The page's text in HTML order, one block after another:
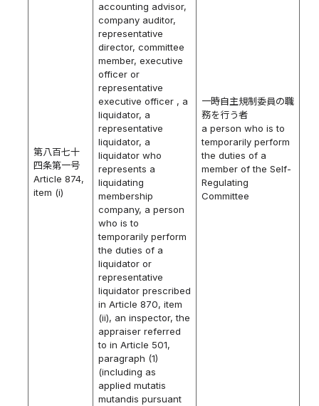
第八百七十
四条第一号
Article 874,
item (i)
accounting advisor,
company auditor,
representative
director, committee
member, executive
officer or
representative
executive officer , a
liquidator, a
representative
liquidator, a
liquidator who
represents a
liquidating
membership
company, a person
who is to
temporarily perform
the duties of a
liquidator or
representative
liquidator prescribed
in Article 870, item
(ii), an inspector, the
appraiser referred
to in Article 501,
paragraph (1)
(including as
applied mutatis
mutandis pursuant
一時自主規制委員の職
務を行う者
a person who is to
temporarily perform
the duties of a
member of the Self-
Regulating
Committee